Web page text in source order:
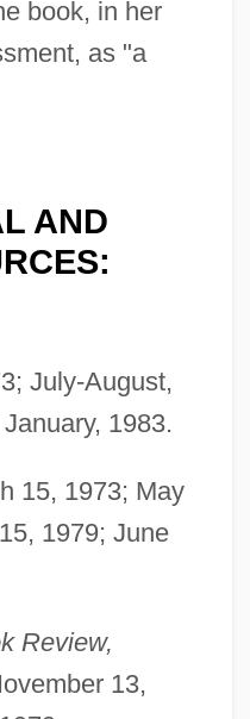
book, in her
as "a
AND
July-August,
1983.
15, 1973; May
1979; June
Review,
13,
U.S. 218